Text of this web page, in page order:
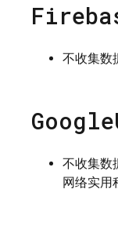
不收集数
Google
不收集数
网络实用